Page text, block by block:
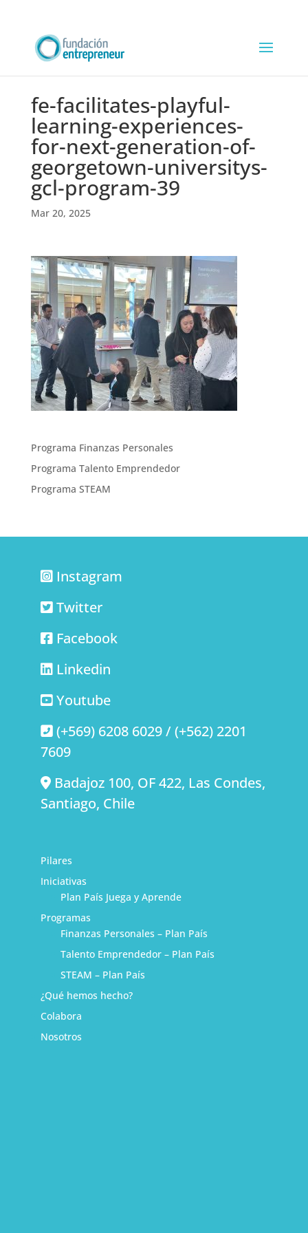
fe-facilitates-playful-
learning-experiences-
for-next-generation-of-
georgetown-universitys-
gcl-program-39
Mar 20, 2025
Programa Finanzas Personales
Programa Talento Emprendedor
Programa STEAM
Instagram
Twitter
Facebook
Linkedin
Youtube
(+569) 6208 6029 / (+562) 2201
7609
Badajoz 100, OF 422, Las Condes,
Santiago, Chile
Pilares
Iniciativas
Plan País Juega y Aprende
Programas
Finanzas Personales – Plan País
Talento Emprendedor – Plan País
STEAM – Plan País
¿Qué hemos hecho?
Colabora
Nosotros